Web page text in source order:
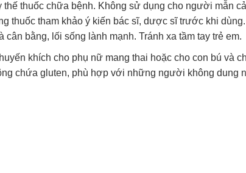
thuốc chữa bệnh. Không sử dụng cho người mẫn
thuốc tham khảo ý kiến bác sĩ, dược sĩ trước khi
bằng, lối sống lành mạnh. Tránh xa tầm tay trẻ em.
khích cho phụ nữ mang thai hoặc cho con bú và
chứa gluten, phù hợp với những người không dung